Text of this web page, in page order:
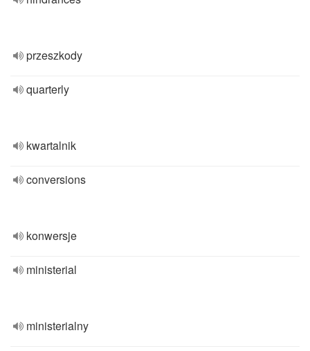
przeszkody
quarterly
kwartalnik
conversions
konwersje
ministerial
ministerialny